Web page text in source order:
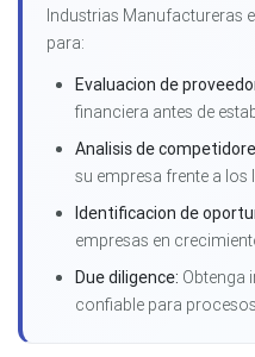
Industrias Manufactureras
para:
Evaluacion de
financiera antes de
Analisis de
su empresa frente a los
Identificacion de
empresas en
Due diligence: Obtenga
confiable para